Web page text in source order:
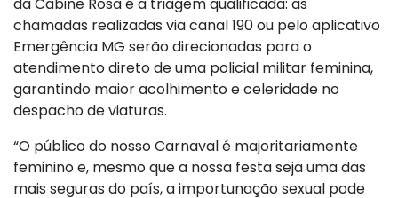
chamadas realizadas via canal 190 ou pelo aplicativo
Emergência MG serão direcionadas para o
atendimento direto de uma policial militar feminina,
garantindo maior acolhimento e celeridade no
despacho de viaturas.
“O público do nosso Carnaval é majoritariamente
feminino e, mesmo que a nossa festa seja uma das
mais seguras do país, a importunação sexual pode